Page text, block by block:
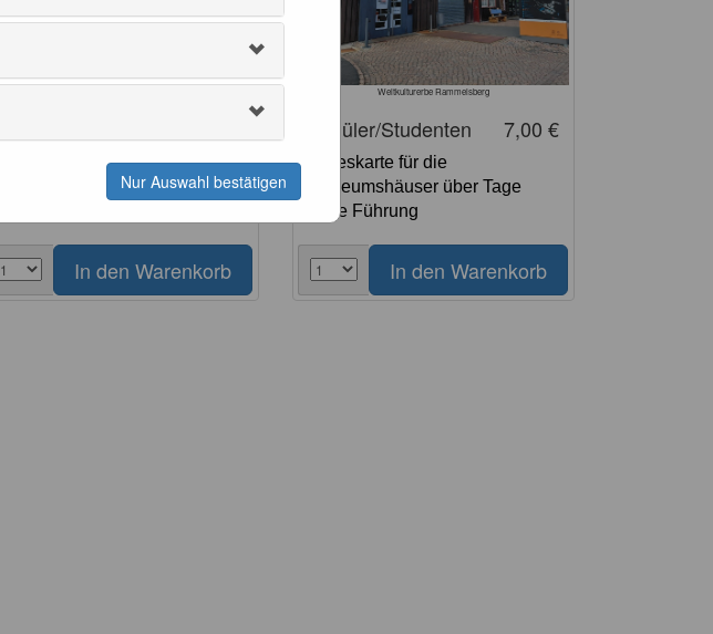
Nur Auswahl bestätigen
Tageskarte für die
Museumshäuser über Tage
Weltkulturerbe Rammelsberg
7,00 €
Schüler/Studenten
Tageskarte für die
Museumshäuser über Tage
ohne Führung